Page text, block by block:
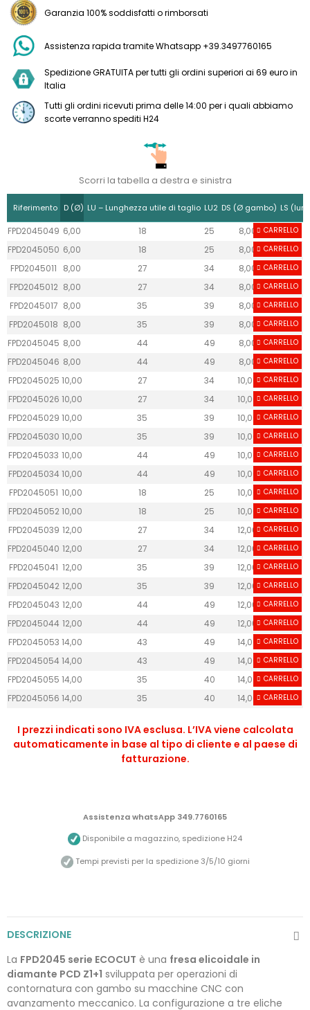
Garanzia 100% soddisfatti o rimborsati
Assistenza rapida tramite Whatsapp +39.3497760165
Spedizione GRATUITA per tutti gli ordini superiori ai 69 euro in
Italia
Tutti gli ordini ricevuti prima delle 14:00 per i quali abbiamo
scorte verranno spediti H24
Scorri la tabella a destra e sinistra
Riferimento D (Ø) LU – Lunghezza utile di taglio LU2 DS (Ø gambo) LS
FPD2045049 6,00 18 25 8,00 CARRELLO
FPD2045050 6,00 18 25 8,00 CARRELLO
FPD2045011 8,00 27 34 8,00 CARRELLO
FPD2045012 8,00 27 34 8,00 CARRELLO
FPD2045017 8,00 35 39 8,00 CARRELLO
FPD2045018 8,00 35 39 8,00 CARRELLO
FPD2045045 8,00 44 49 8,00 CARRELLO
FPD2045046 8,00 44 49 8,00 CARRELLO
FPD2045025 10,00 27 34 10,00 CARRELLO
FPD2045026 10,00 27 34 10,00 CARRELLO
FPD2045029 10,00 35 39 10,00 CARRELLO
FPD2045030 10,00 35 39 10,00 CARRELLO
FPD2045033 10,00 44 49 10,00 CARRELLO
FPD2045034 10,00 44 49 10,00 CARRELLO
FPD2045051 10,00 18 25 10,00 CARRELLO
FPD2045052 10,00 18 25 10,00 CARRELLO
FPD2045039 12,00 27 34 12,00 CARRELLO
FPD2045040 12,00 27 34 12,00 CARRELLO
FPD2045041 12,00 35 39 12,00 CARRELLO
FPD2045042 12,00 35 39 12,00 CARRELLO
FPD2045043 12,00 44 49 12,00 CARRELLO
FPD2045044 12,00 44 49 12,00 CARRELLO
FPD2045053 14,00 43 49 14,00 CARRELLO
FPD2045054 14,00 43 49 14,00 CARRELLO
FPD2045055 14,00 35 40 14,00 CARRELLO
FPD2045056 14,00 35 40 14,00 CARRELLO
I prezzi indicati sono IVA esclusa. L’IVA viene calcolata
automaticamente in base al tipo di cliente e al paese di
fatturazione.
Assistenza whatsApp 349.7760165
Disponibile a magazzino, spedizione H24
Tempi previsti per la spedizione 3/5/10 giorni
DESCRIZIONE
La FPD2045 serie ECOCUT è una fresa elicoidale in
diamante PCD Z1+1 sviluppata per operazioni di
contornatura con gambo su macchine CNC con
avanzamento meccanico. La configurazione a tre eliche